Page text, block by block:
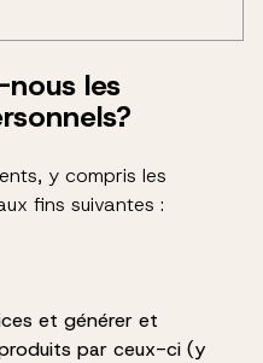
les
y compris les
fins suivantes :
et générer et
par ceux-ci (y